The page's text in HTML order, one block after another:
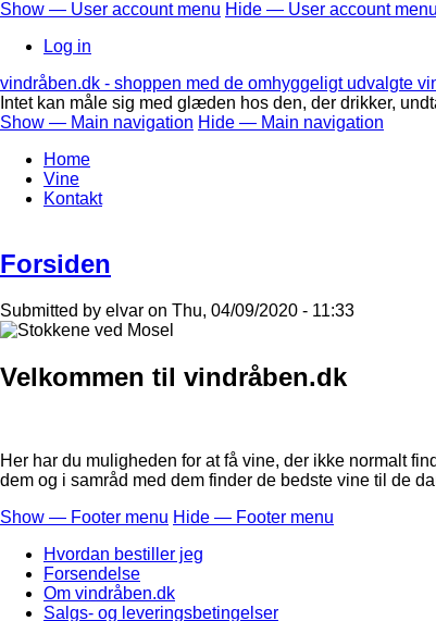
Skip
main
User
account
menu
Show — User account menu Hide — User account menu
Log in
vindråben.dk - shoppen med de omhyggeligt udvalgte
Intet kan måle sig med glæden hos den, der drikker,
Main
navigation
Show — Main navigation Hide — Main navigation
Home
Vine
Kontakt
Forsiden
Submitted by elvar on Thu, 04/09/2020 - 11:33
Velkommen til vindråben.dk
Her har du muligheden for at få vine, der ikke normalt
dem og i samråd med dem finder de bedste vine til de
Footer
menu
Show — Footer menu Hide — Footer menu
Hvordan bestiller jeg
Forsendelse
Om vindråben.dk
Salgs- og leveringsbetingelser